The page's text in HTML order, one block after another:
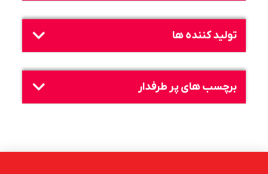
تولید کننده ها
برچسب های پر طرفدار